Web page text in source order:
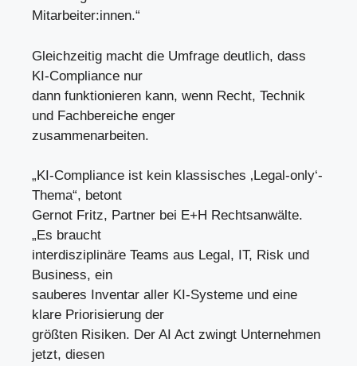
Mitarbeiter:innen.“
Gleichzeitig macht die Umfrage deutlich, dass
KI-Compliance nur
dann funktionieren kann, wenn Recht, Technik
und Fachbereiche enger
zusammenarbeiten.
„KI-Compliance ist kein klassisches ‚Legal-only‘-
Thema“, betont
Gernot Fritz, Partner bei E+H Rechtsanwälte.
„Es braucht
interdisziplinäre Teams aus Legal, IT, Risk und
Business, ein
sauberes Inventar aller KI-Systeme und eine
klare Priorisierung der
größten Risiken. Der AI Act zwingt Unternehmen
jetzt, diesen